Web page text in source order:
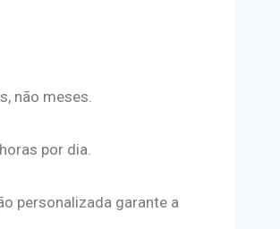
não meses.
por dia.
personalizada garante a